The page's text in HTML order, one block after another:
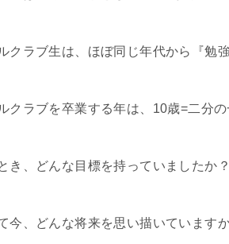
クラブ生は、ほぼ同じ年代から『勉
クラブを卒業する年は、10歳=二分
き、どんな目標を持っていましたか
今、どんな将来を思い描いています